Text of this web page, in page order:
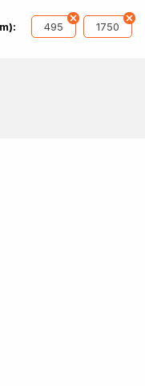
495 1750